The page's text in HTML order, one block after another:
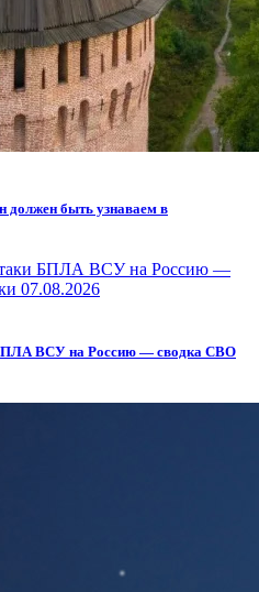
должен быть узнаваем в
ВСУ на Россию — сводка СВО